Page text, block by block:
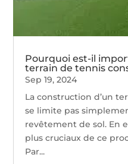
Pourquoi est-il
terrain de tennis
Sep 19, 2024
La construction d’un
se limite pas
revêtement de sol. En
plus cruciaux de ce
Par...